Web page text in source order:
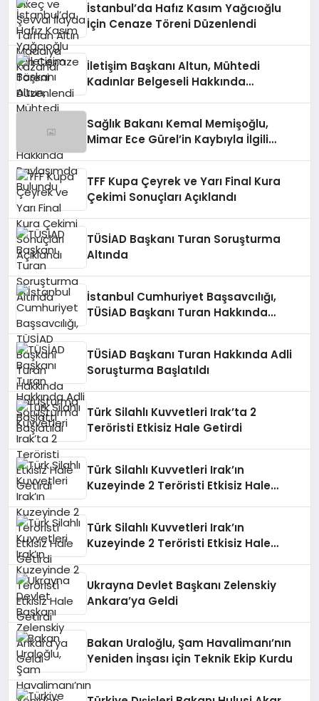
İstanbul’da Hafız Kasım Yağcıoğlu
İçin Cenaze Töreni Düzenlendi
İletişim Başkanı Altun, Mühtedi
Kadınlar Belgeseli Hakkında
Sağlık Bakanı Kemal Memişoğlu,
Mimar Ece Gürel’in Kaybıyla İlgili
TFF Kupa Çeyrek ve Yarı Final Kura
Çekimi Sonuçları Açıklandı
TÜSİAD Başkanı Turan Soruşturma
Altında
İstanbul Cumhuriyet Başsavcılığı,
TÜSİAD Başkanı Turan Hakkında
TÜSİAD Başkanı Turan Hakkında Adli
Soruşturma Başlatıldı
Türk Silahlı Kuvvetleri Irak’ta 2
Teröristi Etkisiz Hale Getirdi
Türk Silahlı Kuvvetleri Irak’ın
Kuzeyinde 2 Teröristi Etkisiz Hale
Türk Silahlı Kuvvetleri Irak’ın
Kuzeyinde 2 Teröristi Etkisiz Hale
Ukrayna Devlet Başkanı Zelenskiy
Ankara’ya Geldi
Bakan Uraloğlu, Şam Havalimanı’nın
Yeniden İnşası için Teknik Ekip Kurdu